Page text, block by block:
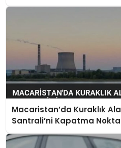
Macaristan’da Kuraklık
Santrali’ni Kapatma